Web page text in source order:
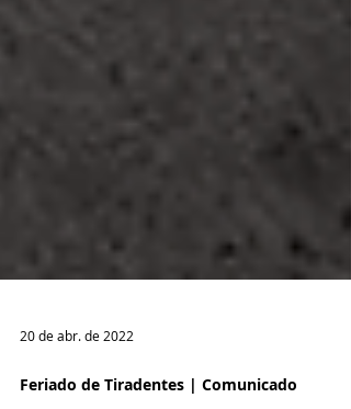
20 de abr. de 2022